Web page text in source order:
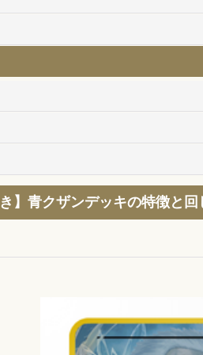
】青クザンデッキの特徴と回